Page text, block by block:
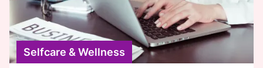
Selfcare & Wellness